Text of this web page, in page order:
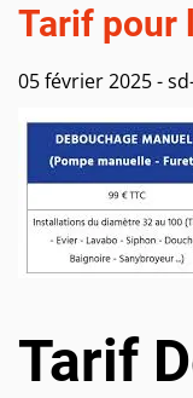
Tarif pour
05 février 2025-
Tarif